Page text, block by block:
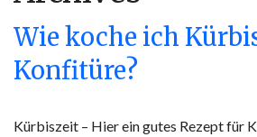
Wie koche ich
Konfitüre?
Kürbiszeit – Hier ein gutes Rezept für